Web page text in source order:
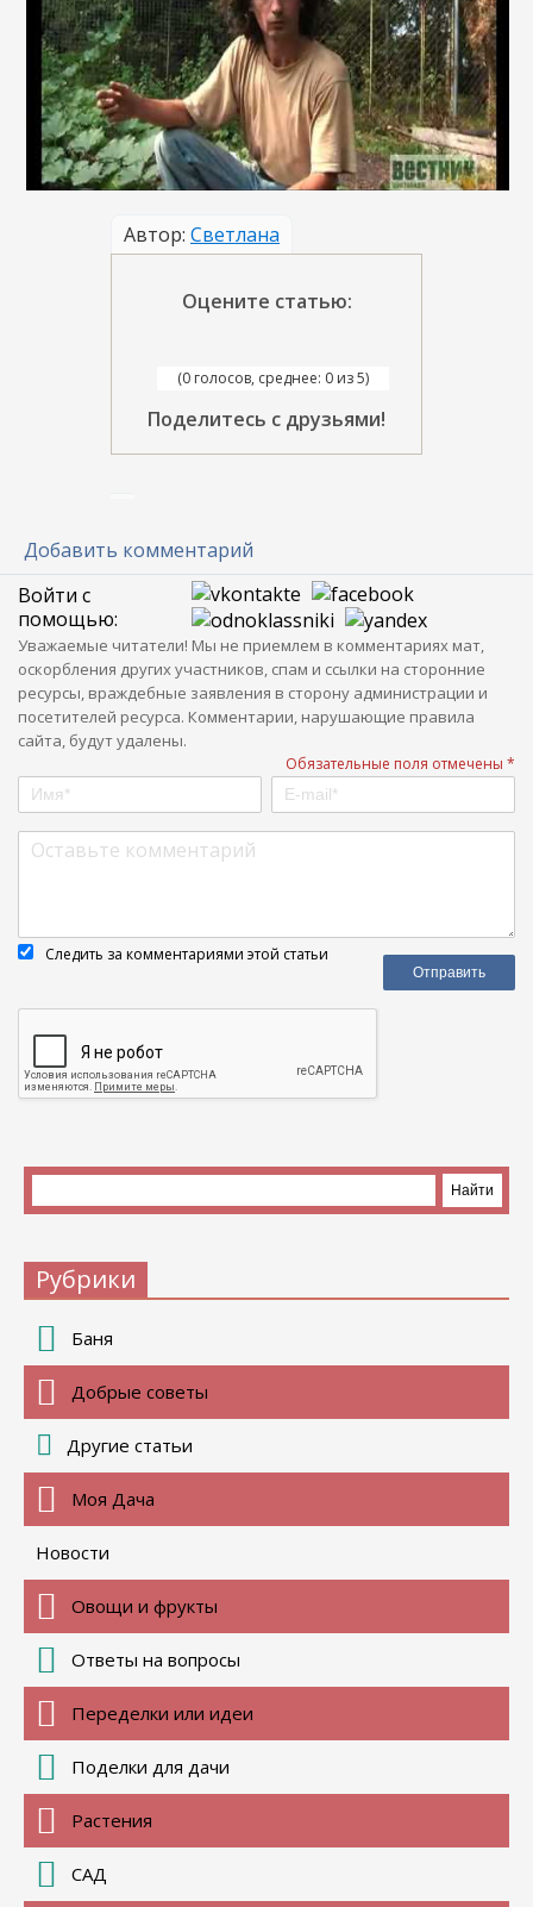
Автор: Светлана
Оцените статью:
(0 голосов, среднее: 0 из 5)
Поделитесь с друзьями!
Добавить комментарий
Войти с
помощью:
Уважаемые читатели! Мы не приемлем в комментариях мат,
оскорбления других участников, спам и ссылки на сторонние
ресурсы, враждебные заявления в сторону администрации и
посетителей ресурса. Комментарии, нарушающие правила
сайта, будут удалены.
Обязательные поля отмечены *
Следить за комментариями этой статьи
Рубрики
Баня
Добрые советы
Другие статьи
Моя Дача
Новости
Овощи и фрукты
Ответы на вопросы
Переделки или идеи
Поделки для дачи
Растения
САД